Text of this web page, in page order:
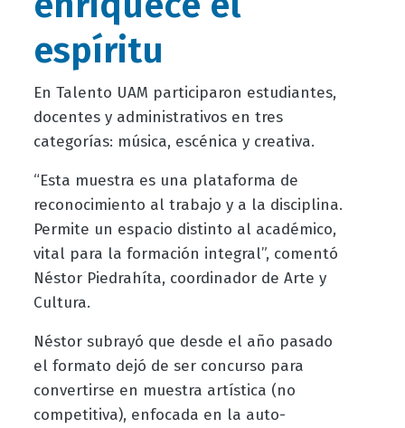
espíritu
En Talento UAM participaron estudiantes,
docentes y administrativos en tres
categorías: música, escénica y creativa.
“Esta muestra es una plataforma de
reconocimiento al trabajo y a la disciplina.
Permite un espacio distinto al académico,
vital para la formación integral”, comentó
Néstor Piedrahíta, coordinador de Arte y
Cultura.
Néstor subrayó que desde el año pasado
el formato dejó de ser concurso para
convertirse en muestra artística (no
competitiva), enfocada en la auto-